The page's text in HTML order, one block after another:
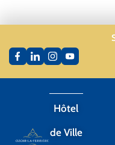
Hôtel
de Ville